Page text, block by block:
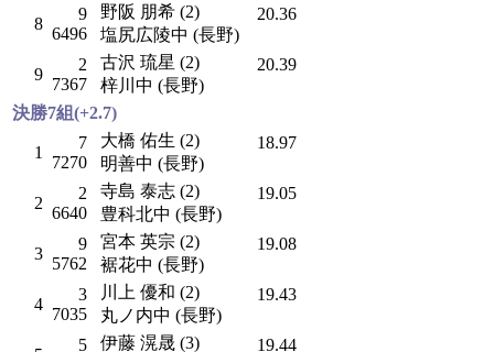
8
9
6496
野阪 朋希 (2)
塩尻広陵中 (長野)
20.36
9
2
7367
古沢 琉星 (2)
梓川中 (長野)
20.39
決勝7組(+2.7)
1
7
7270
大橋 佑生 (2)
明善中 (長野)
18.97
2
2
6640
寺島 泰志 (2)
豊科北中 (長野)
19.05
3
9
5762
宮本 英宗 (2)
裾花中 (長野)
19.08
4
3
7035
川上 優和 (2)
丸ノ内中 (長野)
19.43
5
伊藤 滉晟 (3)
19.44